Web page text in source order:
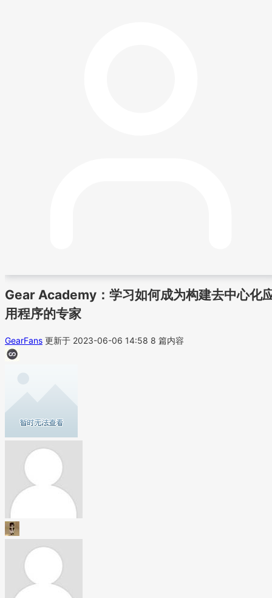
Gear Academy：学习如何成为构建去中心化
用程序的专家
GearFans 更新于 2023-06-06 14:58 8 篇内容